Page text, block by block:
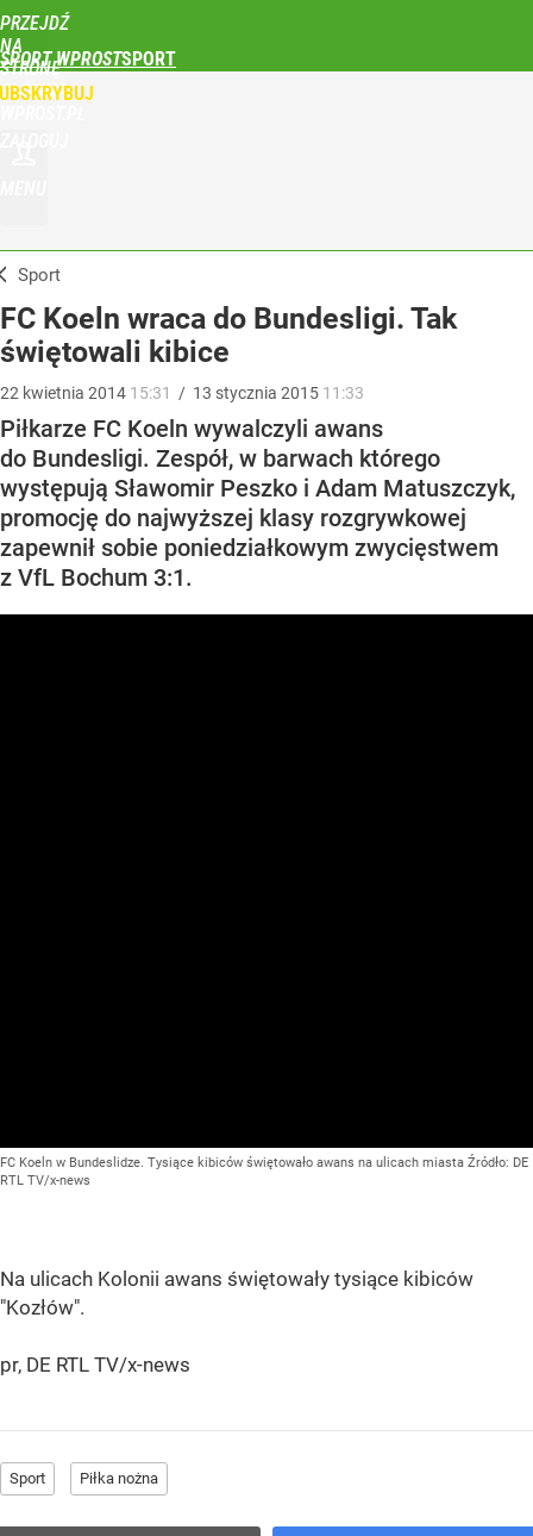
PRZEJDŹ
NA
STRONĘ
GŁÓWNĄ
SPORT WPROST
Sport
FC Koeln wraca do Bundesligi. Tak
świętowali kibice
22 kwietnia 2014 15:31 / 13 stycznia 2015 11:33
Piłkarze FC Koeln wywalczyli awans
do Bundesligi. Zespół, w barwach którego
występują Sławomir Peszko i Adam Matuszczyk,
promocję do najwyższej klasy rozgrywkowej
zapewnił sobie poniedziałkowym zwycięstwem
z VfL Bochum 3:1.
FC Koeln w Bundeslidze. Tysiące kibiców świętowało awans na ulicach miasta Źródło: DE
RTL TV/x-news
Na ulicach Kolonii awans świętowały tysiące kibiców
"Kozłów".
pr, DE RTL TV/x-news
Sport Piłka nożna